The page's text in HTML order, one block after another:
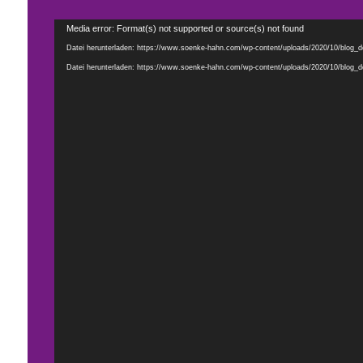
Video-
Player
Media error: Format(s) not supported or source(s) not found
Datei herunterladen: https://www.soenke-hahn.com/wp-content/uploads/2020/10/
Datei herunterladen: https://www.soenke-hahn.com/wp-content/uploads/2020/10/